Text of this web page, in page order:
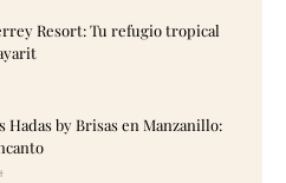
Resort: Tu refugio tropical
Hadas by Brisas en Manzanillo: